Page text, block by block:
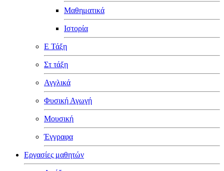
Μαθηματικά
Ιστορία
Ε Τάξη
Στ τάξη
Αγγλικά
Φυσική Αγωγή
Μουσική
Έγγραφα
Εργασίες μαθητών